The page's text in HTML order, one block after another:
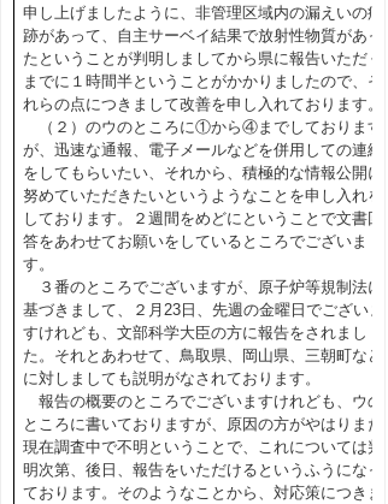
申し上げましたように、非管理区域内の漏えいの痕
跡があって、自主サーベイ結果で放射性物質があっ
たということが判明しましてから県に報告いただく
までに１時間半ということがかかりましたので、そ
れらの点につきまして改善を申し入れております。
（２）のウのところに①から④までしております
が、迅速な通報、電子メールなどを併用しての連絡
をしてもらいたい、それから、積極的な情報公開に
努めていただきたいというようなことを申し入れを
しております。２週間をめどにということで文書回
答をあわせてお願いをしているところでございま
す。
３番のところでございますが、原子炉等規制法に
基づきまして、２月23日、先週の金曜日でございま
すけれども、文部科学大臣の方に報告をされまし
た。それとあわせて、鳥取県、岡山県、三朝町など
に対しましても説明がなされております。
報告の概要のところでございますけれども、ウの
ところに書いておりますが、原因の方がやはりまだ
現在調査中で不明ということで、これについては判
明次第、後日、報告をいただけるというふうになっ
ております。そのようなことから、対応策につきま